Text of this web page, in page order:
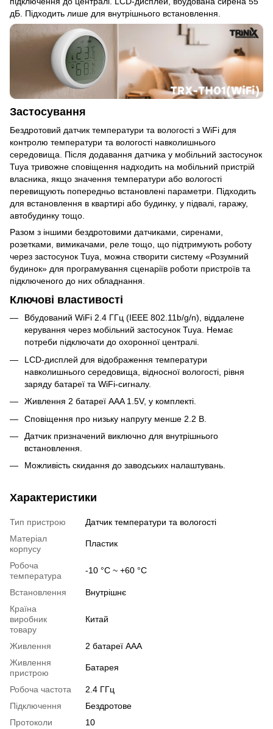
дБ. Підходить лише для внутрішнього встановлення.
Застосування
Бездротовий датчик температури та вологості з WiFi для
контролю температури та вологості навколишнього
середовища. Після додавання датчика у мобільний застосунок
Tuya тривожне сповіщення надходить на мобільний пристрій
власника, якщо значення температури або вологості
перевищують попередньо встановлені параметри. Підходить
для встановлення в квартирі або будинку, у підвалі, гаражу,
автобудинку тощо.
Разом з іншими бездротовими датчиками, сиренами,
розетками, вимикачами, реле тощо, що підтримують роботу
через застосунок Tuya, можна створити систему «Розумний
будинок» для програмування сценаріїв роботи пристроїв та
підключеного до них обладнання.
Ключові властивості
Вбудований WiFi 2.4 ГГц (IEEE 802.11b/g/n), віддалене
керування через мобільний застосунок Tuya. Немає
потреби підключати до охоронної централі.
LCD-дисплей для відображення температури
навколишнього середовища, відносної вологості, рівня
заряду батареї та WiFi-сигналу.
Живлення 2 батареї AAA 1.5V, у комплекті.
Сповіщення про низьку напругу менше 2.2 В.
Датчик призначений виключно для внутрішнього
встановлення.
Можливість скидання до заводських налаштувань.
Характеристики
Тип пристрою
Датчик температури та вологості
Матеріал
корпусу
Пластик
Робоча
температура
-10 °C ~ +60 °C
Встановлення
Внутрішнє
Країна
виробник
товару
Китай
Живлення
2 батареї AAA
Живлення
пристрою
Батарея
Робоча частота
2.4 ГГц
Підключення
Бездротове
Протоколи
10